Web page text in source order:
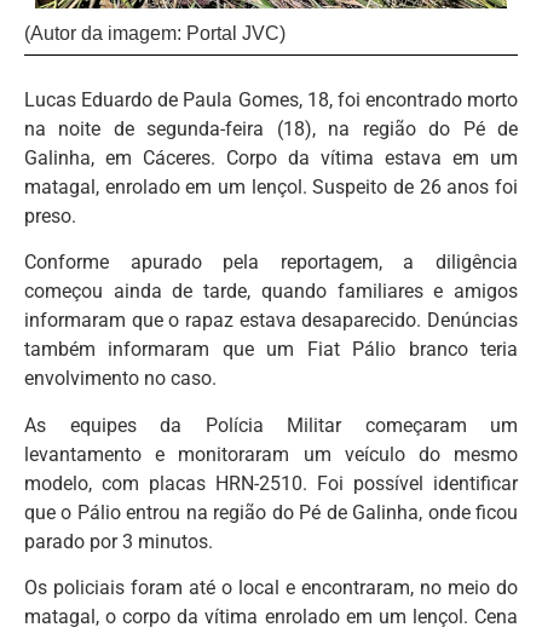
(Autor da imagem: Portal JVC)
Lucas Eduardo de Paula Gomes, 18, foi encontrado morto
na noite de segunda-feira (18), na região do Pé de
Galinha, em Cáceres. Corpo da vítima estava em um
matagal, enrolado em um lençol. Suspeito de 26 anos foi
preso.
Conforme apurado pela reportagem, a diligência
começou ainda de tarde, quando familiares e amigos
informaram que o rapaz estava desaparecido. Denúncias
também informaram que um Fiat Pálio branco teria
envolvimento no caso.
As equipes da Polícia Militar começaram um
levantamento e monitoraram um veículo do mesmo
modelo, com placas HRN-2510. Foi possível identificar
que o Pálio entrou na região do Pé de Galinha, onde ficou
parado por 3 minutos.
Os policiais foram até o local e encontraram, no meio do
matagal, o corpo da vítima enrolado em um lençol. Cena